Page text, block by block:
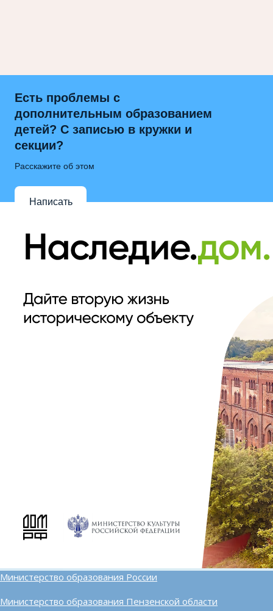
Есть проблемы с
дополнительным образованием
детей? С записью в кружки и
секции?
Расскажите об этом
Написать
Министерство образования России
Министерство образования Пензенской области